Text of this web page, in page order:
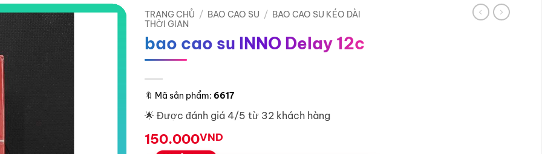
TRANG CHỦ / BAO CAO SU / BAO CAO SU KÉO DÀI
THỜI GIAN
bao cao su INNO Delay 12c
🔖 Mã sản phẩm: 6617
🌟 Được đánh giá 4/5 từ 32 khách hàng
150.000VND